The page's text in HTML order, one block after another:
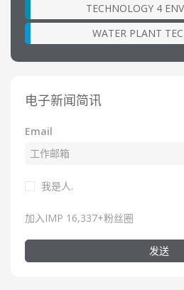
TECHNOLOGY 4
WATER PLANT
电子新闻简讯
Email
我是人.
加入IMP 16,337+粉丝圈
发送